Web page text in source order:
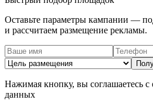
Оставьте параметры кампании —
и рассчитаем размещение рекламы.
Нажимая кнопку, вы соглашаетесь с
данных